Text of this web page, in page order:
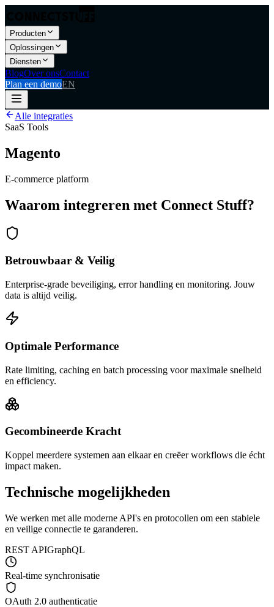
Producten
Oplossingen
Diensten
BlogOver onsContact
Plan een demoEN
Alle integraties
SaaS Tools
Magento
E-commerce platform
Waarom integreren met Connect Stuff?
Betrouwbaar & Veilig
Enterprise-grade beveiliging, error handling en monitoring. Jouw
data is altijd veilig.
Optimale Performance
Rate limiting, caching en batch processing voor maximale snelheid
en efficiency.
Gecombineerde Kracht
Koppel meerdere systemen aan elkaar en creëer workflows die écht
impact maken.
Technische mogelijkheden
We werken met alle moderne API's en protocollen om een stabiele
en veilige connectie te garanderen.
REST APIGraphQL
Real-time synchronisatie
OAuth 2.0 authenticatie